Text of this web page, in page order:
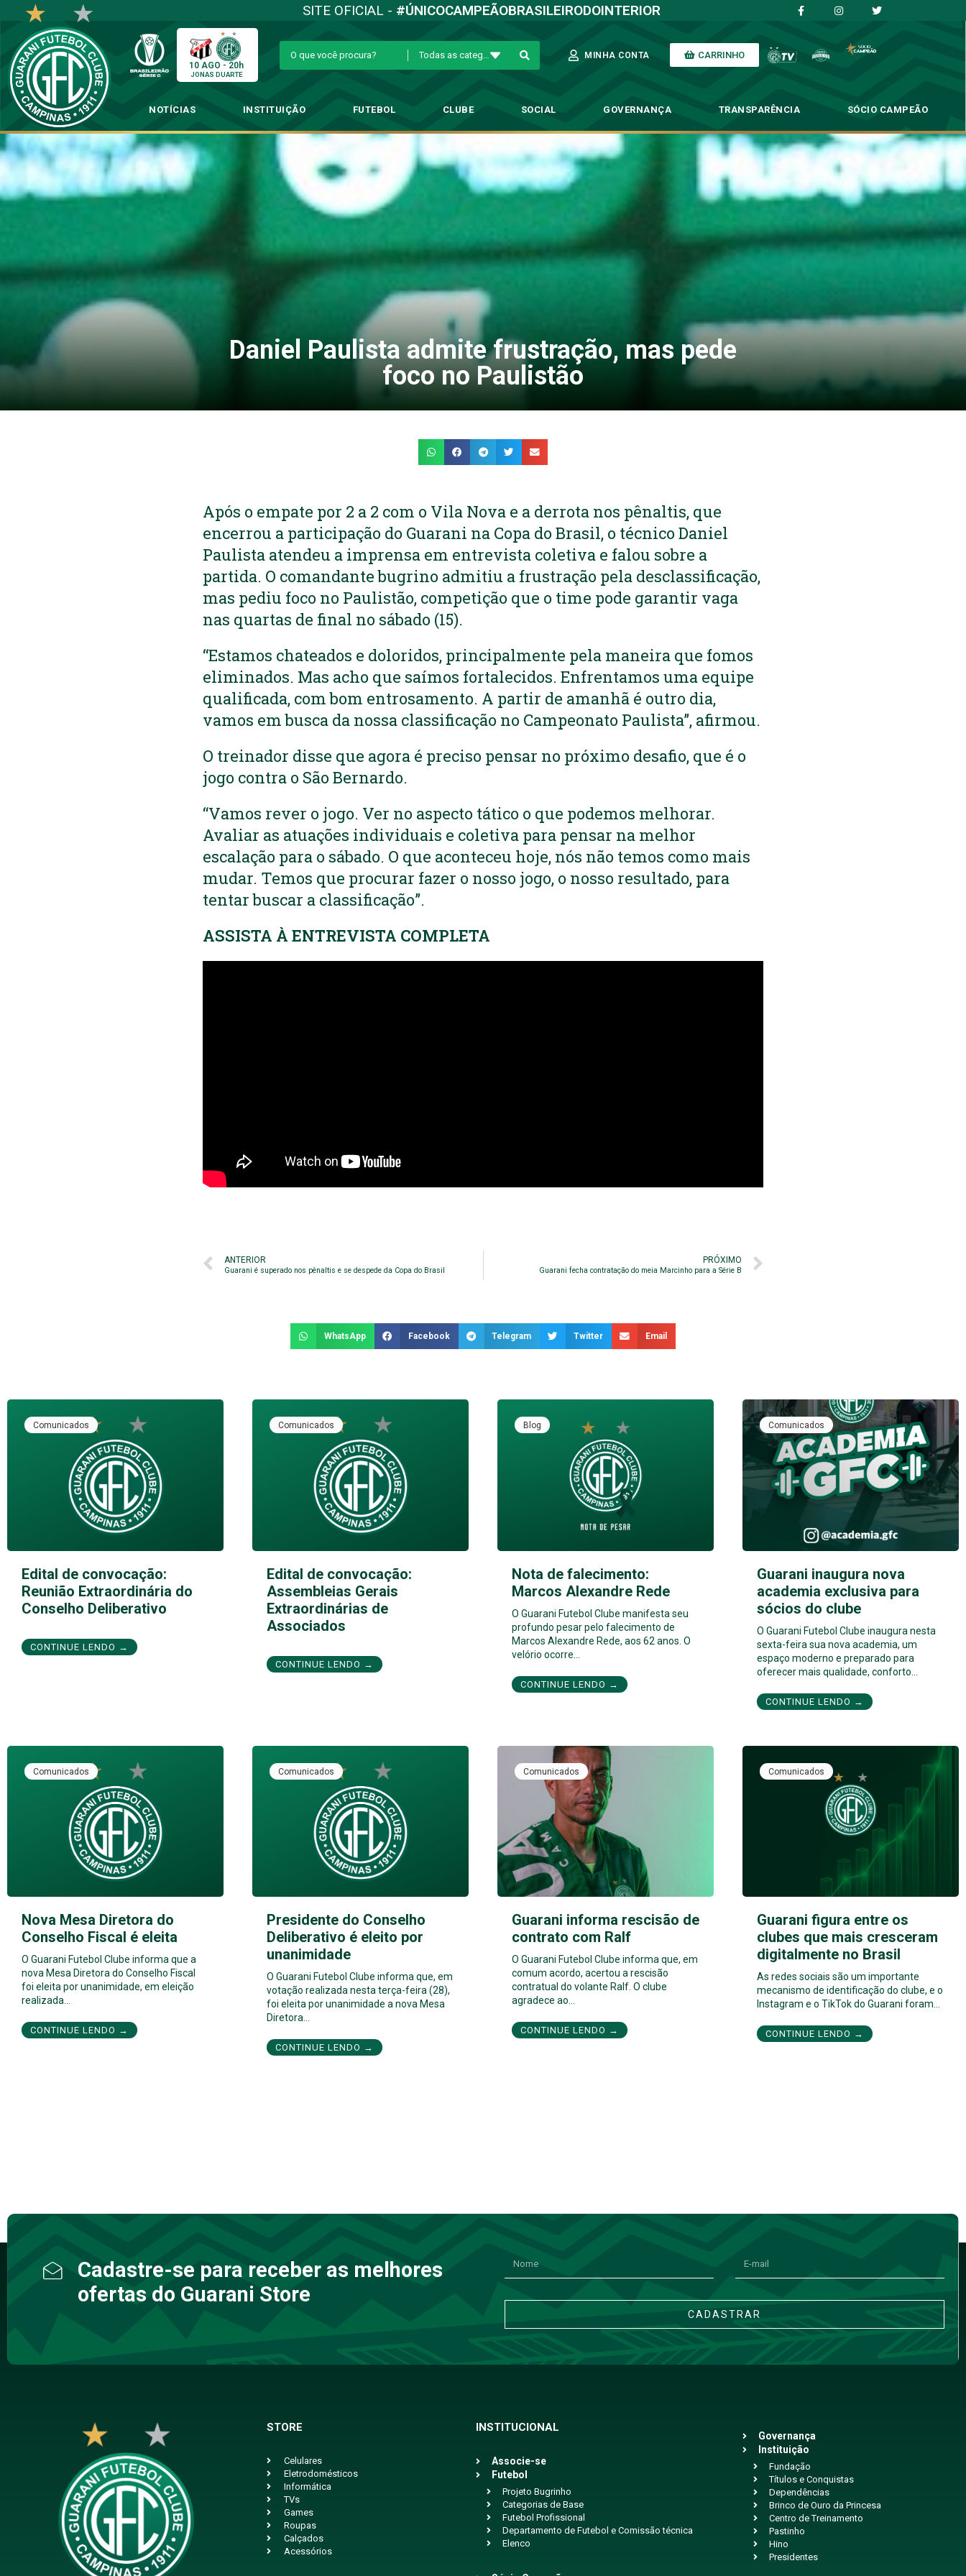
SITE OFICIAL - #ÚNICOCAMPEÃOBRASILEIRODOINTERIOR
10 AGO - 20h
JONAS DUARTE
MINHA CONTA CARRINHO
NOTÍCIAS INSTITUIÇÃO FUTEBOL CLUBE SOCIAL GOVERNANÇA TRANSPARÊNCIA SÓCIO CAMPEÃO
Daniel Paulista admite frustração, mas pede foco no Paulistão
→ Daniel Paulista admite frustração, mas pede foco no Paulistão
Daniel Paulista admite frustração, mas pede
foco no Paulistão
Após o empate por 2 a 2 com o Vila Nova e a derrota nos pênaltis, que
encerrou a participação do Guarani na Copa do Brasil, o técnico Daniel
Paulista atendeu a imprensa em entrevista coletiva e falou sobre a
partida. O comandante bugrino admitiu a frustração pela desclassificação,
mas pediu foco no Paulistão, competição que o time pode garantir vaga
nas quartas de final no sábado (15).
“Estamos chateados e doloridos, principalmente pela maneira que fomos
eliminados. Mas acho que saímos fortalecidos. Enfrentamos uma equipe
qualificada, com bom entrosamento. A partir de amanhã é outro dia,
vamos em busca da nossa classificação no Campeonato Paulista”, afirmou.
O treinador disse que agora é preciso pensar no próximo desafio, que é o
jogo contra o São Bernardo.
“Vamos rever o jogo. Ver no aspecto tático o que podemos melhorar.
Avaliar as atuações individuais e coletiva para pensar na melhor
escalação para o sábado. O que aconteceu hoje, nós não temos como mais
mudar. Temos que procurar fazer o nosso jogo, o nosso resultado, para
tentar buscar a classificação”.
ASSISTA À ENTREVISTA COMPLETA
ANTERIOR
Guarani é superado nos pênaltis e se despede da Copa do Brasil
PRÓXIMO
Guarani fecha contratação do meia Marcinho para a Série B
WhatsApp Facebook Telegram Twitter Email
Comunicados
Edital de convocação:
Reunião Extraordinária do
Conselho Deliberativo
CONTINUE LENDO →
Comunicados
Edital de convocação:
Assembleias Gerais
Extraordinárias de
Associados
CONTINUE LENDO →
Blog
Nota de falecimento:
Marcos Alexandre Rede
O Guarani Futebol Clube manifesta seu
profundo pesar pelo falecimento de
Marcos Alexandre Rede, aos 62 anos. O
velório ocorre…
CONTINUE LENDO →
Comunicados
Guarani inaugura nova
academia exclusiva para
sócios do clube
O Guarani Futebol Clube inaugura nesta
sexta-feira sua nova academia, um
espaço moderno e preparado para
oferecer mais qualidade, conforto…
CONTINUE LENDO →
Comunicados
Nova Mesa Diretora do
Conselho Fiscal é eleita
O Guarani Futebol Clube informa que a
nova Mesa Diretora do Conselho Fiscal
foi eleita por unanimidade, em eleição
realizada…
CONTINUE LENDO →
Comunicados
Presidente do Conselho
Deliberativo é eleito por
unanimidade
O Guarani Futebol Clube informa que, em
votação realizada nesta terça-feira (28),
foi eleita por unanimidade a nova Mesa
Diretora…
CONTINUE LENDO →
Comunicados
Guarani informa rescisão de
contrato com Ralf
O Guarani Futebol Clube informa que, em
comum acordo, acertou a rescisão
contratual do volante Ralf. O clube
agradece ao…
CONTINUE LENDO →
Comunicados
Guarani figura entre os
clubes que mais cresceram
digitalmente no Brasil
As redes sociais são um importante
mecanismo de identificação do clube, e o
Instagram e o TikTok do Guarani foram…
CONTINUE LENDO →
Cadastre-se para receber as melhores
ofertas do Guarani Store
CADASTRAR
STORE
Celulares
Eletrodomésticos
Informática
TVs
Games
Roupas
Calçados
Acessórios
INSTITUCIONAL
Associe-se
Futebol
Projeto Bugrinho
Categorias de Base
Futebol Profissional
Departamento de Futebol e Comissão técnica
Elenco
Governança
Instituição
Fundação
Títulos e Conquistas
Dependências
Brinco de Ouro da Princesa
Centro de Treinamento
Pastinho
Hino
Presidentes